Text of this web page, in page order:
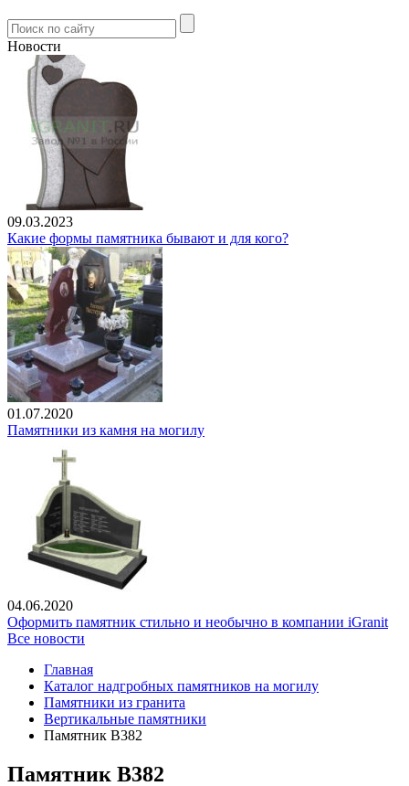
Новости
09.03.2023
Какие формы памятника бывают и для кого?
01.07.2020
Памятники из камня на могилу
04.06.2020
Оформить памятник стильно и необычно в компании iGranit
Все новости
Главная
Каталог надгробных памятников на могилу
Памятники из гранита
Вертикальные памятники
Памятник В382
Памятник В382